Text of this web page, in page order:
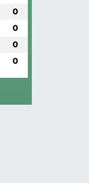
0
0
0
0